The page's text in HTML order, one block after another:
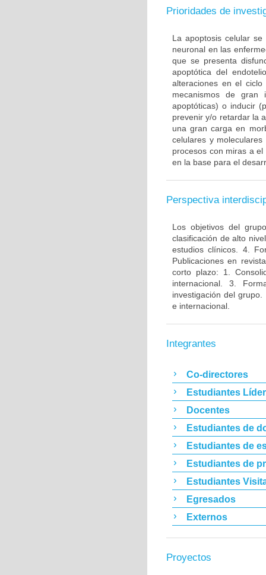
Prioridades de
La apoptosis celular
neuronal en las
que se presenta
apoptótica del
alteraciones en el
mecanismos de gran
apoptóticas) o inducir
prevenir y/o retardar la
una gran carga en
celulares y
procesos con miras a
en la base para el
Perspectiva
Los objetivos del
clasificación de alto
estudios clínicos. 4.
Publicaciones en
corto plazo: 1.
internacional. 3.
investigación del
e internacional.
Integrantes
Co-directores
Estudiantes
Docentes
Estudiantes de
Estudiantes de
Estudiantes de
Estudiantes
Egresados
Externos
Proyectos